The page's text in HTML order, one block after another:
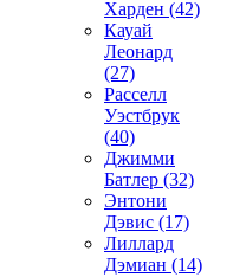
Харден (42)
Кауай
Леонард
(27)
Расселл
Уэстбрук
(40)
Джимми
Батлер (32)
Энтони
Дэвис (17)
Лиллард
Дэмиан (14)